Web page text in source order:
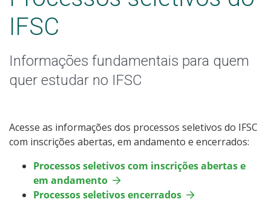
Graduação
Todos os Cursos
Processo de Inscrição
IFSC
Informações fundamentais para quem
quer estudar no IFSC
Acesse as informações dos processos seletivos do IFSC
com inscrições abertas, em andamento e encerrados:
Processos seletivos com inscrições abertas e
em andamento
Processos seletivos encerrados